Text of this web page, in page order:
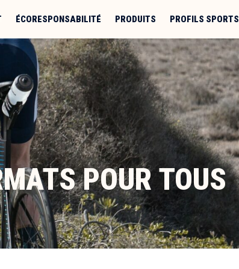
ÉCORESPONSABILITÉ PRODUITS PROFILS SPORTS
POUR TOUS